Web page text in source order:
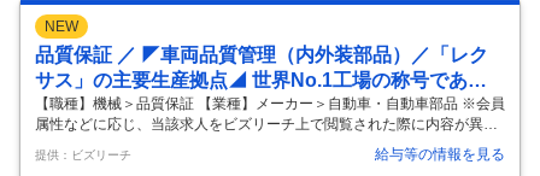
踏まえ、将来的にチームを牽引していただける次期リーダー候補の採用
を目指しています。 【業務概要】 経理部門の担当として、以下のいずれ
かの業務をご担当いただく予定です。 【業務詳細】 ・経理（決算、税
務、資産管理、原価計算、資金管理） ・管理会計（予算管理、収益管
理、 …
NEW
品質保証 ／ ◤車両品質管理（内外装部品）／「レク
サス」の主要生産拠点◢ 世界No.1工場の称号である
「プラチナ賞」を通算6回受賞UIJターン歓迎（各種補
助有り）
【職種】機械＞品質保証 【業種】メーカー＞自動車・自動車部品 ※会員
属性などに応じ、当該求人をビズリーチ上で閲覧された際に内容が異な
る場合があります 【募集背景】 私たちは、世界中のお客様にご満足いた
だける、高品質なクルマづくりを追求し続けており、 その中で複数のプ
提供：ビズリーチ 給与等の情報を見る